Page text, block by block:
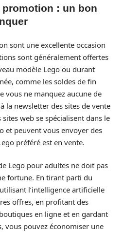
: un bon
sont une excellente occasion
sont généralement offertes
modèle Lego ou durant
comme les soldes de fin
vous ne manquez aucune de
la newsletter des sites de vente
web se spécialisent dans le
et peuvent vous envoyer des
préféré est en vente.
Lego pour adultes ne doit pas
fortune. En tirant parti du
l’intelligence artificielle
offres, en profitant des
en ligne et en gardant
pouvez économiser une